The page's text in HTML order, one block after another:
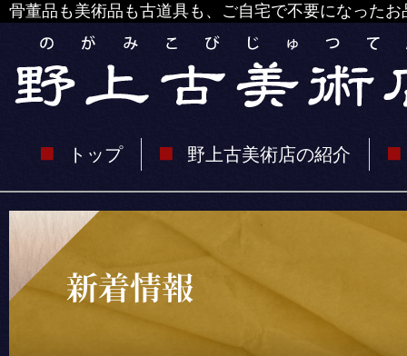
骨董品も美術品も古道具も、ご自宅で不要になった
トップ 野上古美術店の紹介